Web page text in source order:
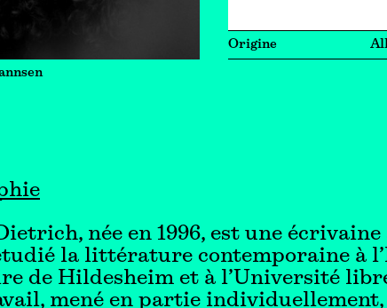
Origine
née en 1996, est une écrivaine
la littérature contemporaine à
de Hildesheim et à l’Université
mené en partie individuellement,